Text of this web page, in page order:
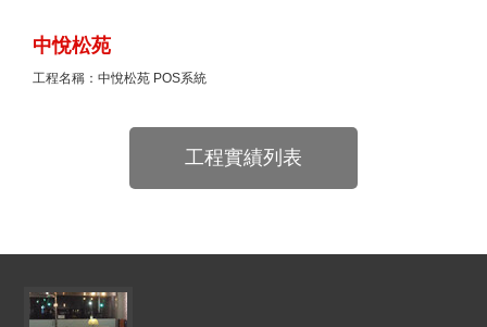
中悅松苑
工程名稱：中悅松苑 POS系統
工程實績列表
Footer